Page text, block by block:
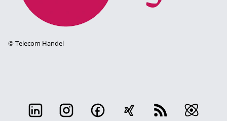
©Telecom Handel